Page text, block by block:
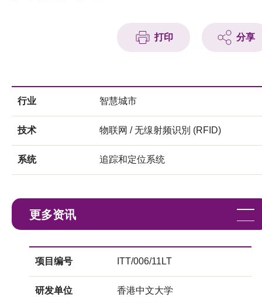
打印 分享
行业 智慧城市
技术 物联网 / 无缐射频识別 (RFID)
系统 追踪和定位系统
更多资讯
项目编号 ITT/006/11LT
研发单位 香港中文大学